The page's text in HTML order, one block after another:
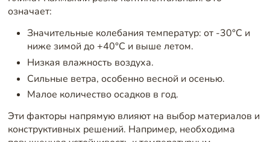
означает:
Значительные колебания температур: от -30°C и
ниже зимой до +40°C и выше летом.
Низкая влажность воздуха.
Сильные ветра, особенно весной и осенью.
Малое количество осадков в год.
Эти факторы напрямую влияют на выбор материалов и
конструктивных решений. Например, необходима